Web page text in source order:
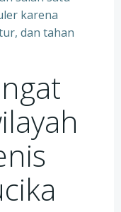
karena
dan tahan